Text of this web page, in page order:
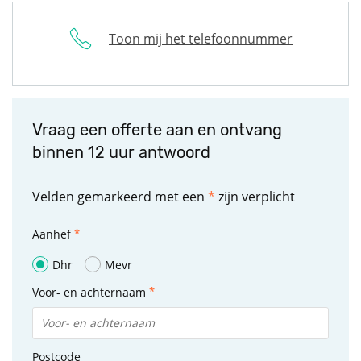
Toon mij het telefoonnummer
Vraag een offerte aan en ontvang
binnen 12 uur antwoord
Velden gemarkeerd met een * zijn verplicht
Aanhef
Dhr
Mevr
Voor- en achternaam
Postcode